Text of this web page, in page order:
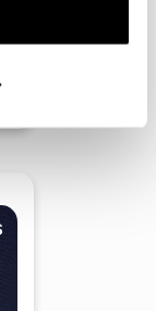
gerir a